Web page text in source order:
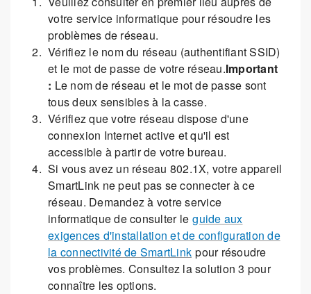
votre service informatique pour résoudre les
problèmes de réseau.
Vérifiez le nom du réseau (authentifiant SSID)
et le mot de passe de votre réseau.Important
: Le nom de réseau et le mot de passe sont
tous deux sensibles à la casse.
Vérifiez que votre réseau dispose d'une
connexion Internet active et qu'il est
accessible à partir de votre bureau.
Si vous avez un réseau 802.1X, votre appareil
SmartLink ne peut pas se connecter à ce
réseau. Demandez à votre service
informatique de consulter le guide aux
exigences d'installation et de configuration de
la connectivité de SmartLink pour résoudre
vos problèmes. Consultez la solution 3 pour
connaître les options.